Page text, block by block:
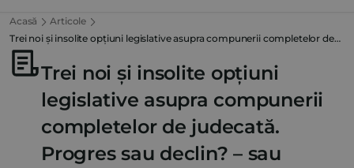
Module
Suport Contact Newsletter 021 336 01 25
Acasă
Articole
Trei noi și insolite opțiuni legislative asupra compunerii completelor de
judecată. Progres sau declin? – sau despre destinul legilor în Români
Trei noi și insolite opțiuni
legislative asupra compunerii
completelor de judecată.
Progres sau declin? – sau